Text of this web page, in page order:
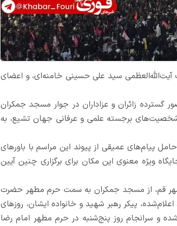
آیت‌الله‌العظمی سید علی حسینی خامنه‌ای، و اعضای
گسترده زائران و عزاداران در جوار مسجد جمکران
شخصیت‌های برجسته علمی و عرفانی جهان تشیع، به
پیام‌های عمیقی از پیوند این مراسم با باورهای
ویژه معنوی این مکان برای برگزاری چنین آیین
شهر قم، از مسجد جمکران به سمت حرم مطهر حضرت
پیکر رهبر شهید و خانواده ایشان، روزهای
و سرانجام روز پنج‌شنبه در حرم مطهر امام رضا